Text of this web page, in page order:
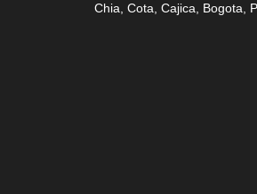
Chia, Cota, Cajica, Bogota,